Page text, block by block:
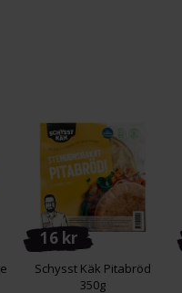
16 kr
Schysst Käk Pitabröd
350g